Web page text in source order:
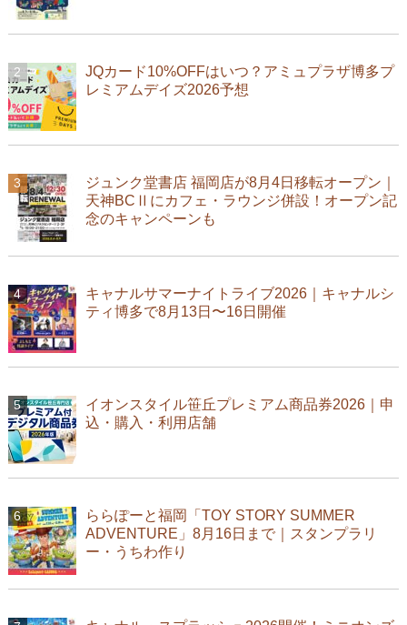
JQカード10%OFFはいつ？アミュプラザ博多プ
レミアムデイズ2026予想
ジュンク堂書店 福岡店が8月4日移転オープン｜
天神BCⅡにカフェ・ラウンジ併設！オープン記
念のキャンペーンも
キャナルサマーナイトライブ2026｜キャナルシ
ティ博多で8月13日〜16日開催
イオンスタイル笹丘プレミアム商品券2026｜申
込・購入・利用店舗
ららぽーと福岡「TOY STORY SUMMER
ADVENTURE」8月16日まで｜スタンプラリ
ー・うちわ作り